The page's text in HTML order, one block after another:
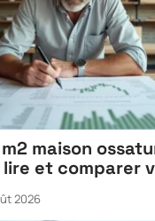
maison
et comparer
2026